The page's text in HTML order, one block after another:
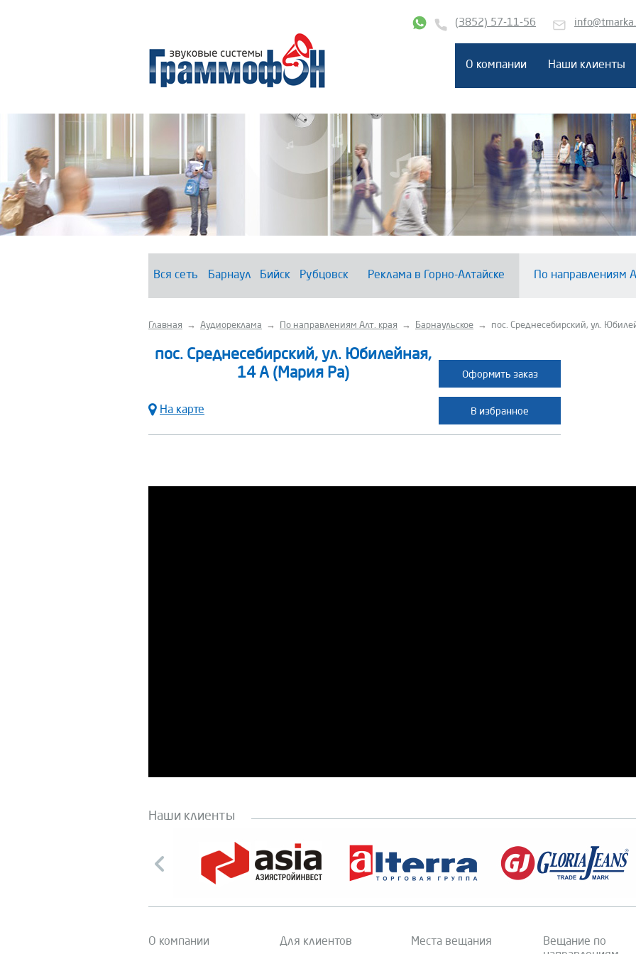
(3852) 57-11-56
О компании Наши клиенты
Вся сеть Барнаул Бийск Рубцовск Реклама в Горно-Алтайске По направлениям
Главная → Аудиореклама → По направлениям Алт. края → Барнаульское → пос. Среднесебирский, ул.
пос. Среднесебирский, ул. Юбилейная,
14 А (Мария Ра)
На карте
Оформить заказ
В избранное
Наши клиенты
О компании Для клиентов Места вещания
Вещание по